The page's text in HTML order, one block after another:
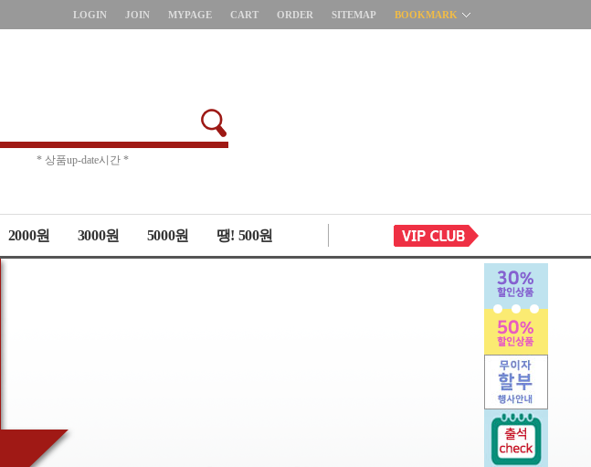
LOGIN JOIN MYPAGE CART ORDER SITEMAP BOOKMARK
* 주문취소 제한 *
2000원 3000원 5000원 땡! 500원